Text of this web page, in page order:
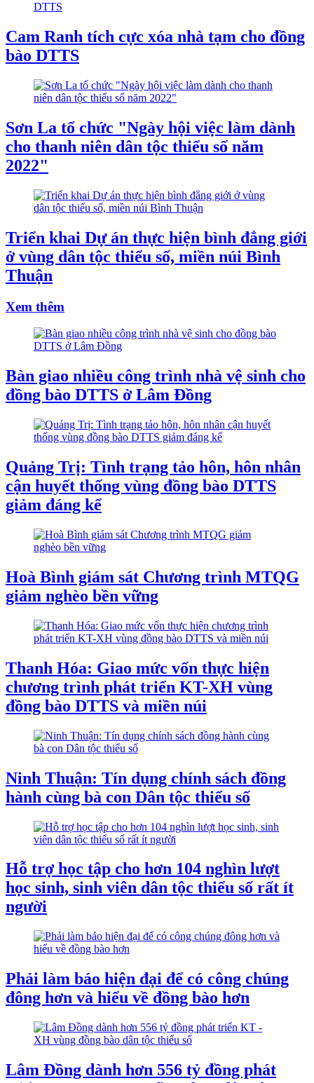
Cam Ranh tích cực xóa nhà tạm cho đồng
bào DTTS
Sơn La tổ chức "Ngày hội việc làm dành
cho thanh niên dân tộc thiểu số năm
2022"
Triển khai Dự án thực hiện bình đẳng giới
ở vùng dân tộc thiểu số, miền núi Bình
Thuận
Xem thêm
Bàn giao nhiều công trình nhà vệ sinh cho
đồng bào DTTS ở Lâm Đồng
Quảng Trị: Tình trạng tảo hôn, hôn nhân
cận huyết thống vùng đồng bào DTTS
giảm đáng kể
Hoà Bình giám sát Chương trình MTQG
giảm nghèo bền vững
Thanh Hóa: Giao mức vốn thực hiện
chương trình phát triển KT-XH vùng
đồng bào DTTS và miền núi
Ninh Thuận: Tín dụng chính sách đồng
hành cùng bà con Dân tộc thiểu số
Hỗ trợ học tập cho hơn 104 nghìn lượt
học sinh, sinh viên dân tộc thiểu số rất ít
người
Phải làm báo hiện đại để có công chúng
đông hơn và hiểu về đồng bào hơn
Lâm Đồng dành hơn 556 tỷ đồng phát